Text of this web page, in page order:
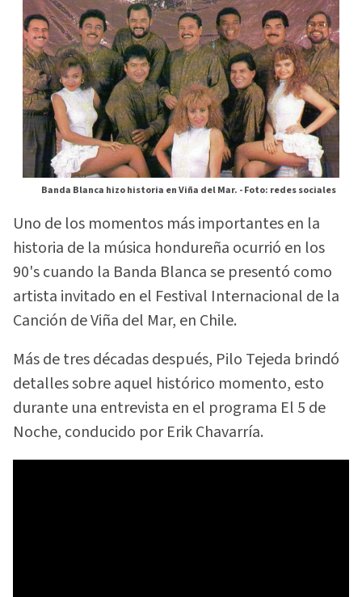
Banda Blanca hizo historia en Viña del Mar. -Foto: redes sociales
Uno de los momentos más importantes en la
historia de la música hondureña ocurrió en los
90's cuando la Banda Blanca se presentó como
artista invitado en el Festival Internacional de la
Canción de Viña del Mar, en Chile.
Más de tres décadas después, Pilo Tejeda brindó
detalles sobre aquel histórico momento, esto
durante una entrevista en el programa El 5 de
Noche, conducido por Erik Chavarría.